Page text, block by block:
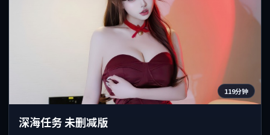
119分钟
深海任务 未删减版